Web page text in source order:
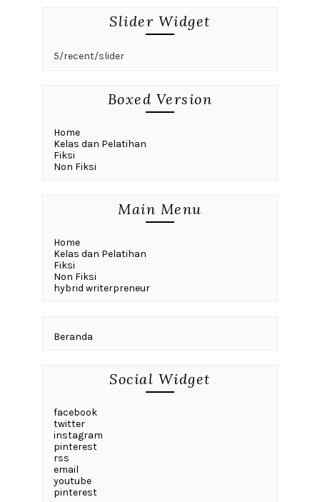
Slider Widget
5/recent/slider
Boxed Version
Home
Kelas dan Pelatihan
Fiksi
Non Fiksi
Main Menu
Home
Kelas dan Pelatihan
Fiksi
Non Fiksi
hybrid writerpreneur
Beranda
Social Widget
facebook
twitter
instagram
pinterest
rss
email
youtube
pinterest